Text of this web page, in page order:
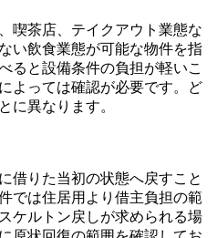
喫茶店、テイクアウト業態な
い飲食業態が可能な物件を指
ると設備条件の負担が軽いこ
よっては確認が必要です。ど
に異なります。
借りた当初の状態へ戻すこと
では住居用より借主負担の範
ケルトン戻しが求められる場